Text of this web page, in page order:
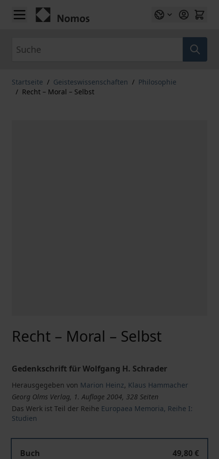
Zum Inhalt springen
Startseite / Geisteswissenschaften / Philosophie
/ Recht – Moral – Selbst
Recht – Moral – Selbst
Gedenkschrift für Wolfgang H. Schrader
Herausgegeben von Marion Heinz, Klaus Hammacher
Georg Olms Verlag, 1. Auflage 2004, 328 Seiten
Das Werk ist Teil der Reihe Europaea Memoria, Reihe I:
Studien
Buch
49,80 €